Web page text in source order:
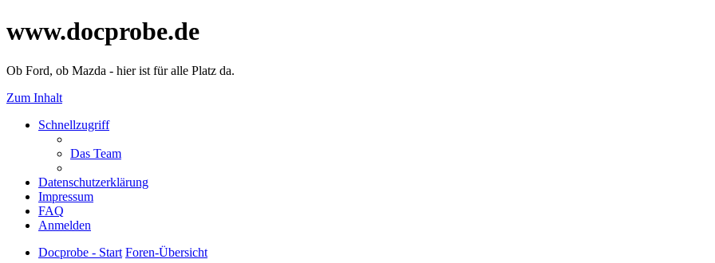
www.docprobe.de
Ob Ford, ob Mazda - hier ist für alle Platz da.
Zum Inhalt
Schnellzugriff
Das Team
Datenschutzerklärung
Impressum
FAQ
Anmelden
Docprobe - Start Foren-Übersicht